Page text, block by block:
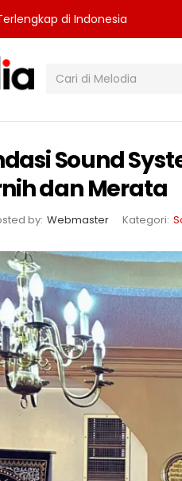
di Indonesia
Sound
dan Merata
by: Webmaster Kategori: